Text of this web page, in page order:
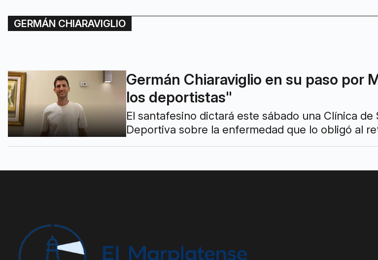
GERMÁN CHIARAVIGLIO
Germán Chiaraviglio en su paso por
los deportistas"
El santafesino dictará este sábado una Clínica
Deportiva sobre la enfermedad que lo obligó al